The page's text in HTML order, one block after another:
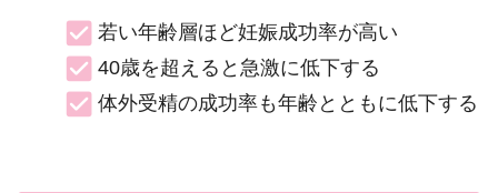
若い年齢層ほど妊娠成功率が高い
40歳を超えると急激に低下する
体外受精の成功率も年齢とともに低下する